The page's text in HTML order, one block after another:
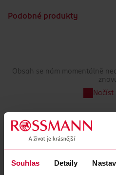
Souhlas Detaily
Podobné produkty
Obsah se nám momentálně
Načíst